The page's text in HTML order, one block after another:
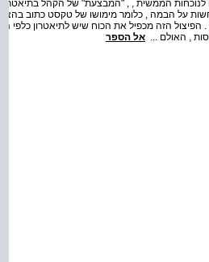
לנוכחות הממשית , , "המבצעת" של הקהל בתיאטרון
על הבמה , כלומר מימושו של טקסט כתוב
הפיצול הזה מכפיל את הכוח שיש לתיאטרון כלפי
, האולם ... אל הספר